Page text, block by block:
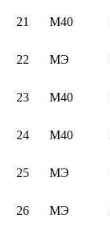
21 М40
22 МЭ
23 М40
24 М40
25 МЭ
26 МЭ